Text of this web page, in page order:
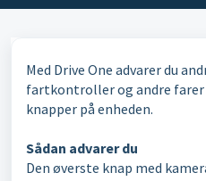
Med Drive One advarer du
fartkontroller og andre
knapper på enheden.
Sådan advarer du
Den øverste knap med